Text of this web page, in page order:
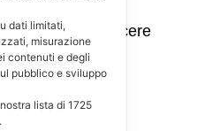
a piacere
dati limitati,
misurazione
contenuti e degli
pubblico e sviluppo
lista di 1725
.